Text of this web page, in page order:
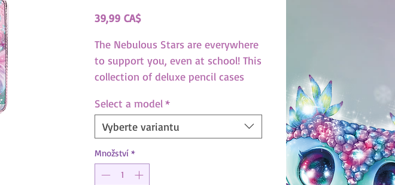
39,99 CA$Cena
The Nebulous Stars are everywhere
to support you, even at school! This
collection of deluxe pencil cases
complete stationery set plus an
assortment of pencils and markers.
All Nebulous Stars branded. (SKU:
12606)
Select a model *
Vyberte variantu
Množství *